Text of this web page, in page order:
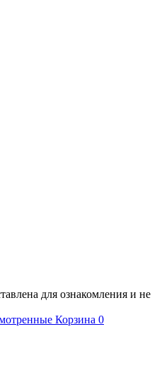
для ознакомления и не
Корзина 0